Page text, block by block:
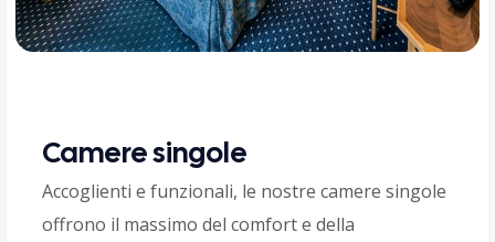
Camere singole
Accoglienti e funzionali, le nostre camere singole
offrono il massimo del comfort e della